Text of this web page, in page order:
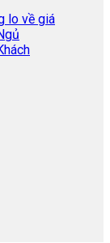
lo về giá